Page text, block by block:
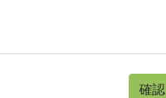
確認